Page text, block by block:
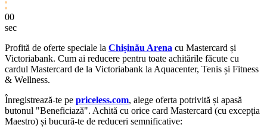
00
sec
Profită de oferte speciale la Chișinău Arena cu Mastercard și
Victoriabank. Cum ai reducere pentru toate achitările făcute cu
cardul Mastercard de la Victoriabank la Aquacenter, Tenis și Fitness
& Wellness.
Înregistrează-te pe priceless.com, alege oferta potrivită și apasă
butonul "Beneficiază". Achită cu orice card Mastercard (cu excepția
Maestro) și bucură-te de reduceri semnificative: